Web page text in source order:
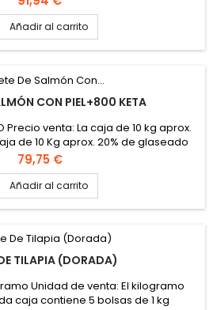
Añadir al carrito
CON PIEL+800 KETA
Precio venta: La caja de 10 kg aprox.
de 10 Kg aprox. 20% de glaseado
Precio
79,75 €
Añadir al carrito
TILAPIA (DORADA)
Unidad de venta: El kilogramo
caja contiene 5 bolsas de 1 kg